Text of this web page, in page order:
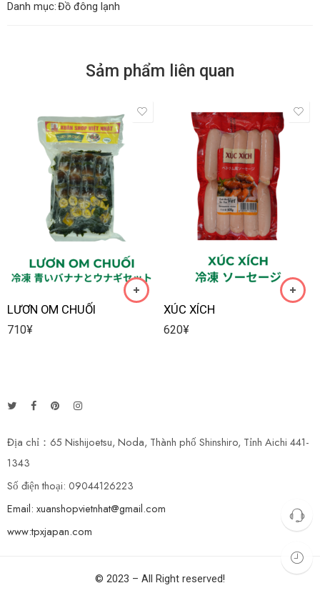
Danh mục:Đồ đông lạnh
Sảm phẩm liên quan
LƯƠN OM CHUỐI
710¥
XÚC XÍCH
620¥
Địa chỉ：65 Nishijoetsu, Noda, Thành phố Shinshiro, Tỉnh Aichi 441-
1343
Số điện thoại: 09044126223
Email: xuanshopvietnhat@gmail.com
www:tpxjapan.com
© 2023 – All Right reserved!